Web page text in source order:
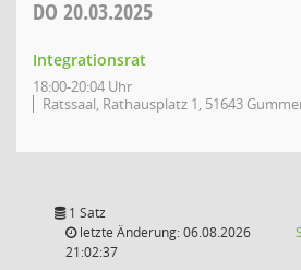
DO 20.03.2025
Integrationsrat
18:00-20:04 Uhr
Ratssaal, Rathausplatz 1, 51643
1 Satz
letzte Änderung: 06.08.2026
21:02:37